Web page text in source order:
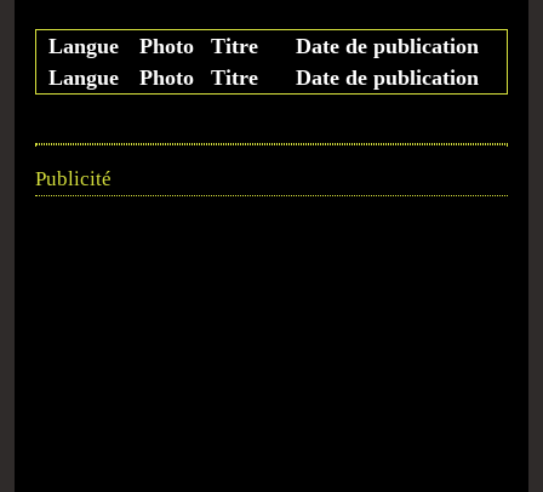
Langue Photo Titre
Date de publication
Langue
Photo Titre Date de publication
Publicité